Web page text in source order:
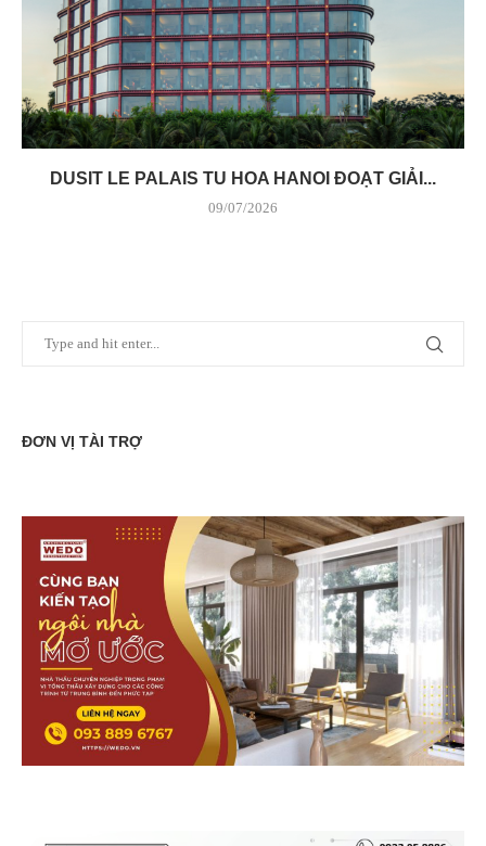
DUSIT LE PALAIS TU HOA HANOI ĐOẠT GIẢI...
09/07/2026
ĐƠN VỊ TÀI TRỢ